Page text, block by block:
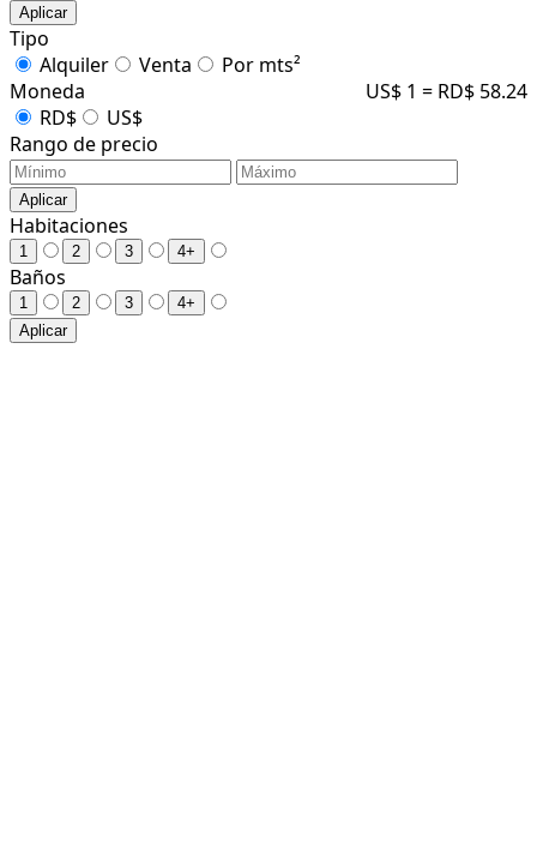
Aplicar
Tipo
Alquiler
Venta
Por mts²
Moneda
US$ 1 = RD$ 58.24
RD$
US$
Rango de precio
Aplicar
Habitaciones
1 2 3 4+
Baños
1 2 3
4+
Aplicar